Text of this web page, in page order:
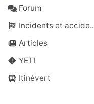
Forum
Incidents et accidents
Articles
YETI
Itinévert